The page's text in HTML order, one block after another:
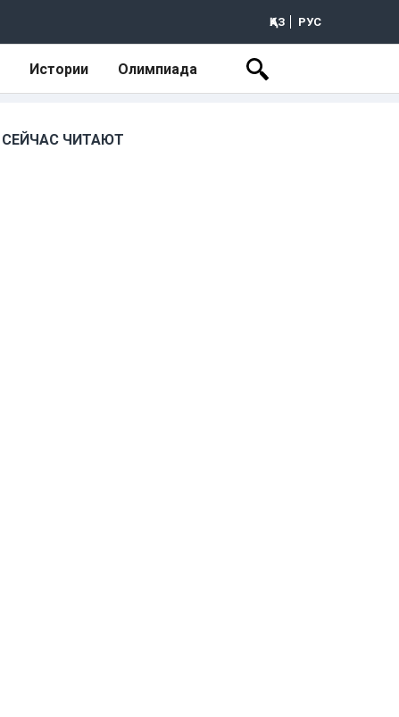
ҚАЗ РУС
Истории Олимпиада
СЕЙЧАС ЧИТАЮТ